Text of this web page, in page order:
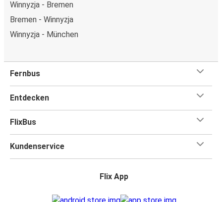
Winnyzja - Bremen
Bremen - Winnyzja
Winnyzja - München
Fernbus
Entdecken
FlixBus
Kundenservice
Flix App